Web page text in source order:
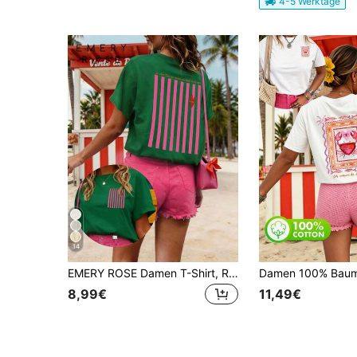
14
EMERY ROSE Damen T-Shirt, Rosa und Grün Lässig Street Style Grafik Kurzarm Sommer Top, Süß Urlaub Feiertag, Strandkleidung Miami Resort Kleidung
8,99€ 11,49€